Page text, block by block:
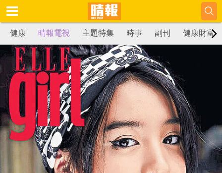
健康 晴報電視 主題特集 時事 副刊 健康財富